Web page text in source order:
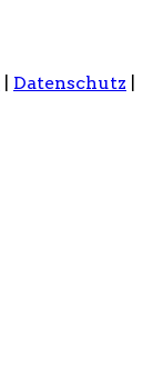
Datenschutz